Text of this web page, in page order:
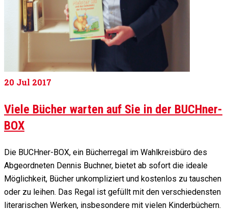
20 Jul 2017
Viele Bücher warten auf Sie in der BUCHner-
BOX
Die BUCHner-BOX, ein Bücherregal im Wahlkreisbüro des
Abgeordneten Dennis Buchner, bietet ab sofort die ideale
Möglichkeit, Bücher unkompliziert und kostenlos zu tauschen
oder zu leihen. Das Regal ist gefüllt mit den verschiedensten
literarischen Werken, insbesondere mit vielen Kinderbüchern.